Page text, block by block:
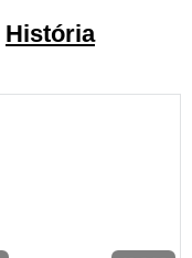
História